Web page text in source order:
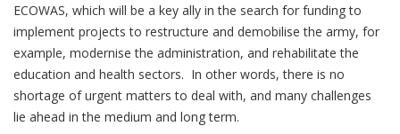
ECOWAS, which will be a key ally in the search for funding to
implement projects to restructure and demobilise the army, for
example, modernise the administration, and rehabilitate the
education and health sectors. In other words, there is no
shortage of urgent matters to deal with, and many challenges
lie ahead in the medium and long term.